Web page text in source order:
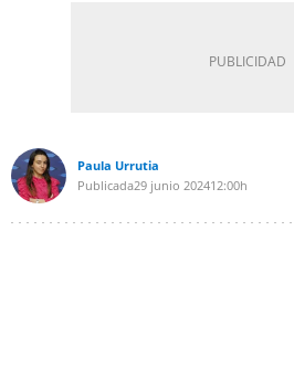
Paula Urrutia
Publicada29 junio 202412:00h